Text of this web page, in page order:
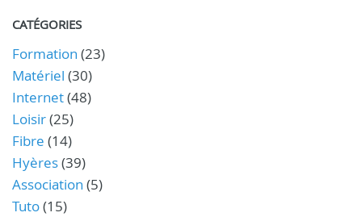
CATÉGORIES
Formation (23)
Matériel (30)
Internet(48)
Loisir(25)
Fibre (14)
Hyères(39)
Association (5)
Tuto(15)